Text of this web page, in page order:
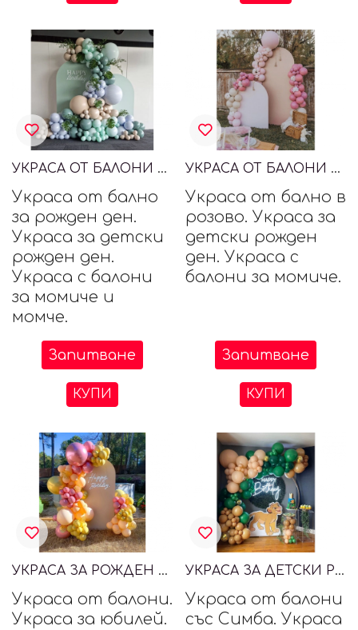
УКРАСА ОТ БАЛОНИ ЗА РОЖДЕН ДЕН
Украса от бално
за рожден ден.
Украса за детски
рожден ден.
Украса с балони
за момиче и
момче.
Запитване
КУПИ
УКРАСА ОТ БАЛОНИ ЗА МОМИЧЕ
Украса от бално в
розово. Украса за
детски рожден
ден. Украса с
балони за момиче.
Запитване
КУПИ
УКРАСА ЗА РОЖДЕН ДЕН ОТ БАЛОНИ
Украса от балони.
Украса за юбилей.
УКРАСА ЗА ДЕТСКИ РОЖДЕН ДЕН СЪС СИМБА
Украса от балони
със Симба. Украса